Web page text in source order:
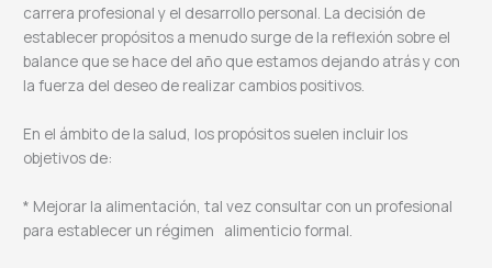
carrera profesional y el desarrollo personal. La decisión de
establecer propósitos a menudo surge de la reflexión sobre el
balance que se hace del año que estamos dejando atrás y con
la fuerza del deseo de realizar cambios positivos.
En el ámbito de la salud, los propósitos suelen incluir los
objetivos de:
* Mejorar la alimentación, tal vez consultar con un profesional
para establecer un régimen alimenticio formal.